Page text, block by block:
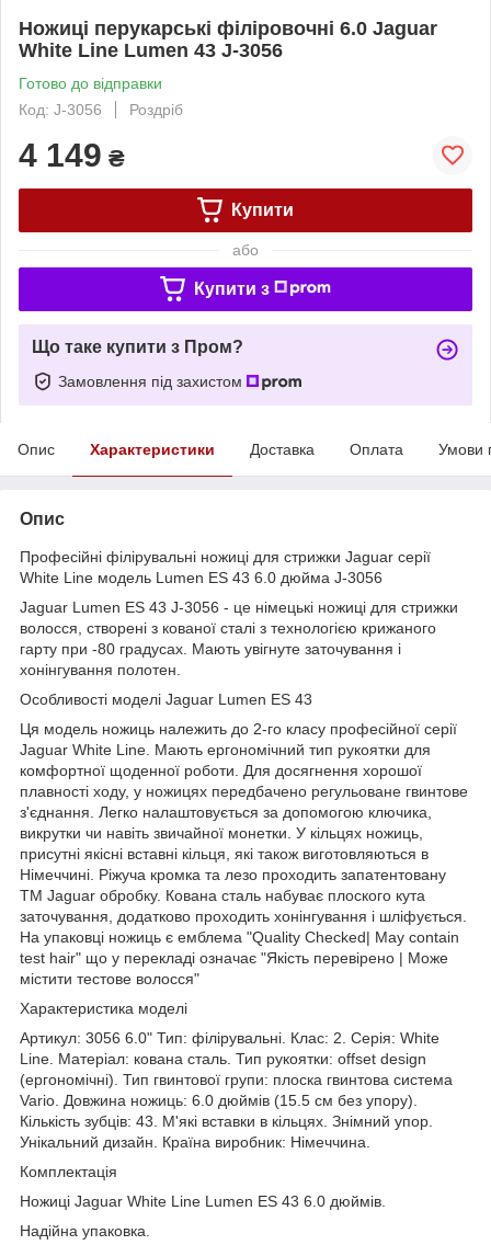
Ножиці перукарські філіровочні 6.0 Jaguar
White Line Lumen 43 J-3056
Готово до відправки
Код: J-3056
Роздріб
4 149 ₴
Купити
або
Купити з
Що таке купити з Пром?
Замовлення під захистом
Опис Характеристики Доставка Оплата Умови
Опис
Професійні філірувальні ножиці для стрижки Jaguar серії
White Line модель Lumen ES 43 6.0 дюйма J-3056
Jaguar Lumen ES 43 J-3056 - це німецькі ножиці для стрижки
волосся, створені з кованої сталі з технологією крижаного
гарту при -80 градусах. Мають увігнуте заточування і
хонінгування полотен.
Особливості моделі Jaguar Lumen ES 43
Ця модель ножиць належить до 2-го класу професійної серії
Jaguar White Line. Мають ергономічний тип рукоятки для
комфортної щоденної роботи. Для досягнення хорошої
плавності ходу, у ножицях передбачено регульоване гвинтове
з'єднання. Легко налаштовується за допомогою ключика,
викрутки чи навіть звичайної монетки. У кільцях ножиць,
присутні якісні вставні кільця, які також виготовляються в
Німеччині. Ріжуча кромка та лезо проходить запатентовану
TM Jaguar обробку. Кована сталь набуває плоского кута
заточування, додатково проходить хонінгування і шліфується.
На упаковці ножиць є емблема "Quality Checked| May contain
test hair" що у перекладі означає "Якість перевірено | Може
містити тестове волосся"
Характеристика моделі
Артикул: 3056 6.0" Тип: філірувальні. Клас: 2. Серія: White
Line. Матеріал: кована сталь. Тип рукоятки: offset design
(ергономічні). Тип гвинтової групи: плоска гвинтова система
Vario. Довжина ножиць: 6.0 дюймів (15.5 см без упору).
Кількість зубців: 43. М'які вставки в кільцях. Знімний упор.
Унікальний дизайн. Країна виробник: Німеччина.
Комплектація
Ножиці Jaguar White Line Lumen ES 43 6.0 дюймів.
Надійна упаковка.